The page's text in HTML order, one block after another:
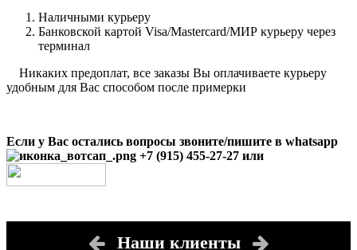
Наличными курьеру
Банковской картой Visa/Mastercard/МИР курьеру через
терминал
Никаких предоплат, все заказы Вы оплачиваете курьеру
удобным для Вас способом после примерки
Если у Вас остались вопросы звоните/пишите в whatsapp
+7 (915) 455-27-27 или
Наши клиенты